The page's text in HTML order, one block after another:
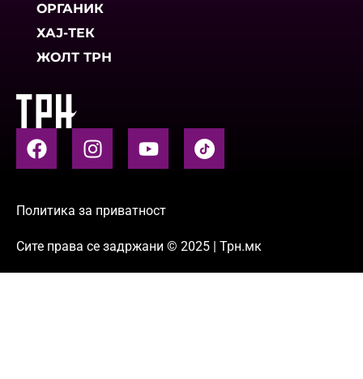
ОРГАНИК
ХАЈ-ТЕК
ЖОЛТ ТРН
Политика за приватност
Сите права се задржани © 2025 | Трн.мк